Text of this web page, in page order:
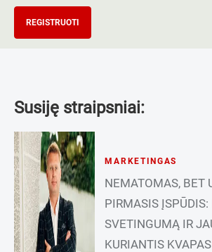
REGISTRUOTI
Susiję straipsniai:
MARKETINGAS
NEMATOMAS, BET
PIRMASIS ĮSPŪDIS:
SVETINGUMĄ IR
KURIANTIS KVAPAS